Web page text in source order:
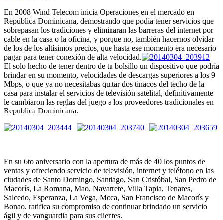
En 2008 Wind Telecom inicia Operaciones en el mercado en
República Dominicana, demostrando que podía tener servicios que
sobrepasan los tradiciones y eliminaran las barreras del internet por
cable en la casa o la oficina, y porque no, también hacernos olvidar
de los de los altísimos precios, que hasta ese momento era necesario
pagar para tener conexión de alta velocidad.
El solo hecho de tener dentro de tu bolsillo un dispositivo que podría
brindar en su momento, velocidades de descargas superiores a los 9
Mbps, o que ya no necesitabas quitar dos tinacos del techo de la
casa para instalar el servicios de televisión satelital, definitivamente
le cambiaron las reglas del juego a los proveedores tradicionales en
Republica Dominicana.
En su 6to aniversario con la apertura de más de 40 los puntos de
ventas y ofreciendo servicio de televisión, internet y teléfono en las
ciudades de Santo Domingo, Santiago, San Cristóbal, San Pedro de
Macorís, La Romana, Mao, Navarrete, Villa Tapia, Tenares,
Salcedo, Esperanza, La Vega, Moca, San Francisco de Macorís y
Bonao, ratifica su compromiso de continuar brindado un servicio
ágil y de vanguardia para sus clientes.